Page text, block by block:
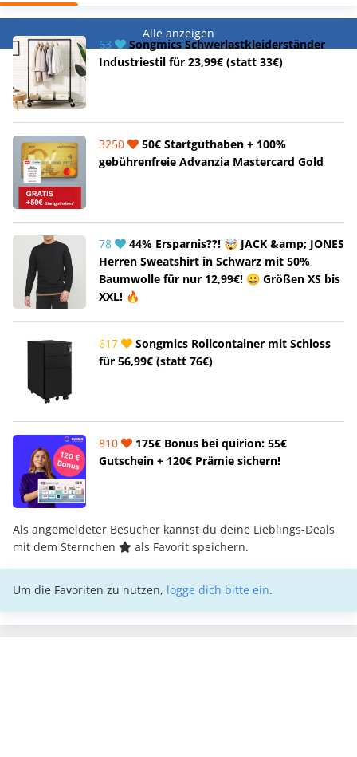
Alle anzeigen
63
Songmics Schwerlastkleiderständer
Industriestil für 23,99€ (statt 33€)
3250
50€ Startguthaben + 100%
gebührenfreie Advanzia Mastercard Gold
78
44% Ersparnis??! 🤯 JACK &amp; JONES
Herren Sweatshirt in Schwarz mit 50%
Baumwolle für nur 12,99€! 😀 Größen XS bis
XXL! 🔥
617
Songmics Rollcontainer mit Schloss
für 56,99€ (statt 76€)
810
175€ Bonus bei quirion: 55€
Gutschein + 120€ Prämie sichern!
Als angemeldeter Besucher kannst du deine Lieblings-Deals
mit dem Sternchen
als Favorit speichern.
Um die Favoriten zu nutzen, logge dich bitte ein.